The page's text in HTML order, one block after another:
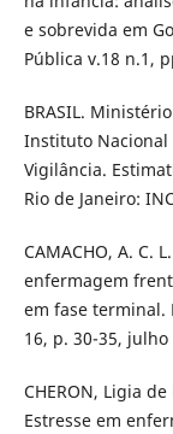
e sobrevida em
Pública v.18 n.1,
BRASIL.
Instituto Nacional
Vigilância.
Rio de Janeiro:
CAMACHO, A. C.
enfermagem
em fase terminal.
16, p. 30-35, julho
CHERON, Ligia
Estresse em